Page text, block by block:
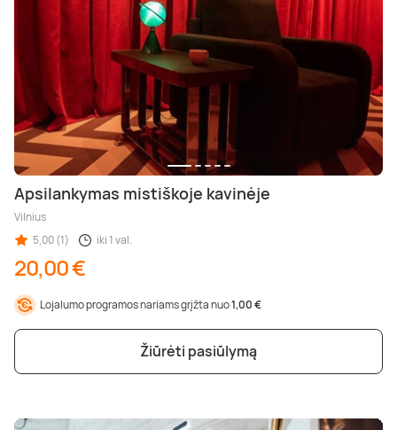
Apsilankymas mistiškoje kavinėje
Vilnius
5,00 (1)
iki 1 val.
20,00 €
Lojalumo programos nariams grįžta nuo1,00 €
Žiūrėti pasiūlymą